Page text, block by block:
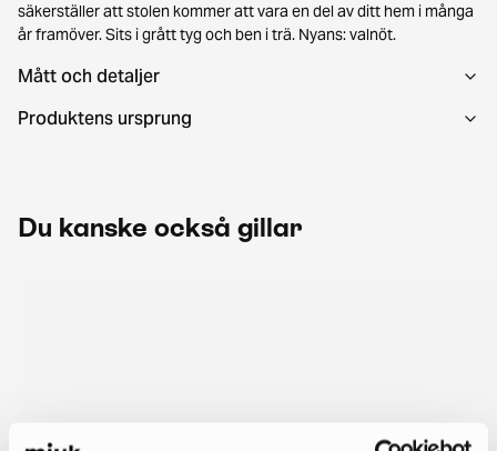
säkerställer att stolen kommer att vara en del av ditt hem i många
år framöver. Sits i grått tyg och ben i trä. Nyans: valnöt.
Mått och detaljer
Produktens ursprung
Du kanske också gillar